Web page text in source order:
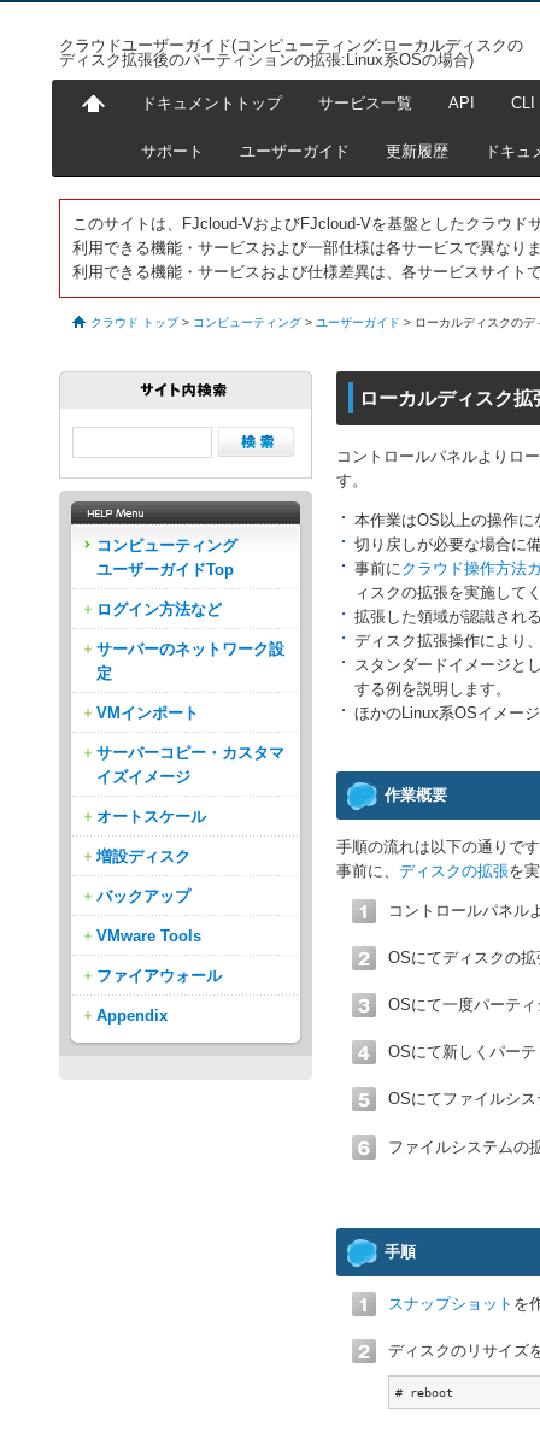
クラウドユーザーガイド(コンピューティング:ローカルディスクの
ディスク拡張後のパーティションの拡張:Linux系OSの場合)
ドキュメントトップ サービス一覧 API CLI
サポート ユーザーガイド 更新履歴 ドキュ
このサイトは、FJcloud-VおよびFJcloud-Vを基盤としたクラウド
利用できる機能・サービスおよび一部仕様は各サービスで異なり
利用できる機能・サービスおよび仕様差異は、各サービスサイト
クラウド トップ > コンピューティング > ユーザーガイド > ローカルディスクの
ローカルディスク
コントロールパネルよりロ
す。
本作業はOS以上の操作
切り戻しが必要な場合に
事前に クラウド操作方法
ィスクの拡張を実施して
拡張した領域が認識され
ディスク拡張操作により
スタンダードイメージと
する例を説明します。
ほかのLinux系OSイメー
作業概要
手順の流れは以下の通りで
事前に、 ディスクの拡張を
コントロールパネル
OSにてディスクの
OSにて一度パーテ
OSにて新しくパー
OSにてファイルシ
ファイルシステムの
手順
スナップショット を
ディスクのリサイズ
# reboot
コンピューティング
ユーザーガイドTop
ログイン方法など
サーバーのネットワーク設
定
VMインポート
サーバーコピー・カスタマ
イズイメージ
オートスケール
増設ディスク
バックアップ
VMware Tools
ファイアウォール
Appendix